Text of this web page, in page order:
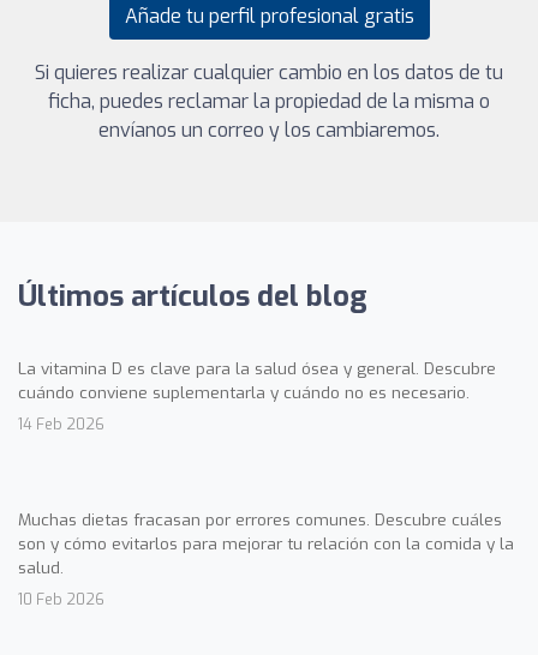
Añade tu perfil profesional gratis
Si quieres realizar cualquier cambio en los datos de tu
ficha, puedes reclamar la propiedad de la misma o
envíanos un correo y los cambiaremos.
Últimos artículos del blog
La vitamina D es clave para la salud ósea y general. Descubre
cuándo conviene suplementarla y cuándo no es necesario.
14 Feb 2026
Muchas dietas fracasan por errores comunes. Descubre cuáles
son y cómo evitarlos para mejorar tu relación con la comida y la
salud.
10 Feb 2026